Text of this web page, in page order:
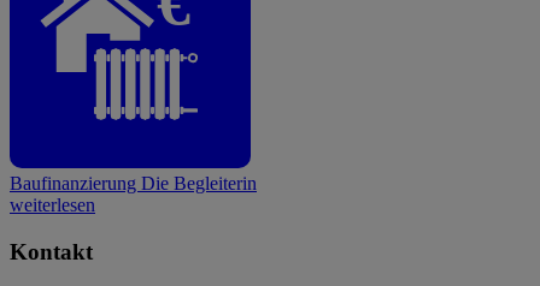
Baufinanzierung Die Begleiterin
weiterlesen
Kontakt